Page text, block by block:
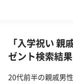
「入学祝い
ゼント検索結
20代前半の親戚男